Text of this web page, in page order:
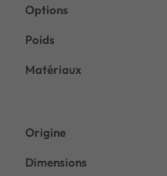
Options
Poids
Matériaux
Origine
Dimensions